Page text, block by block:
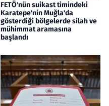
FETÖ'nün suikast timindeki
Karatepe'nin Muğla'da
gösterdiği bölgelerde silah ve
mühimmat aramasına
başlandı